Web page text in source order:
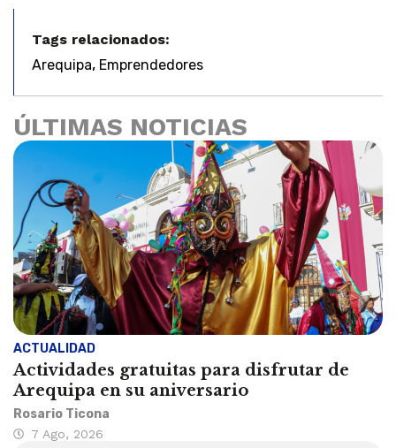
Tags relacionados:
Arequipa, Emprendedores
ÚLTIMAS NOTICIAS
ACTUALIDAD
Actividades gratuitas para disfrutar de
Arequipa en su aniversario
Rosario Ticona
7 Ago, 2026